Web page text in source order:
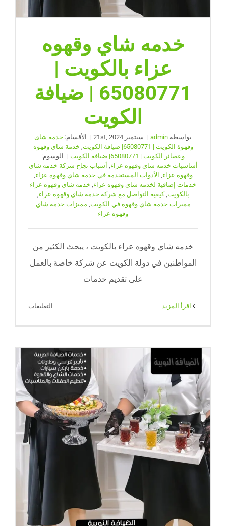
خدمه شاي وقهوه
عزاء بالكويت |
65080771 | ضيافة
الكويت
بواسطة admin
| سبتمبر 21st, 2024 | الأقسام: خدمة شاى
وقهوة الكويت | 65080771| ضيافة الكويت
, خدمة شاي وقهوه
وعصائر الكويت | 65080771| ضيافة الكويت
|
الوسوم:
أساسيات خدمه شاي وقهوه عزاء, أسباب نجاح شركة خدمه شاي
وقهوه عزاء, الأدوات المستخدمة في خدمه شاي وقهوه عزاء,
خدمات إضافية لخدمه شاي وقهوه عزاء, خدمه شاي وقهوه عزاء
بالكويت,كيفية التواصل مع شركة خدمه شاي وقهوه عزاء,
مميزات خدمة شاي وقهوة في الكويت, مميزات خدمة شاي
وقهوه عزاء
خدمه شاي وقهوه عزاء بالكويت ، يبحث الكثير من
المواطنين في دولة الكويت عن شركة خاصة بالعمل
على تقديم خدمات
التعليقات
عزاء
بالكويت
|
65080771
|
ضيافة
الكويت